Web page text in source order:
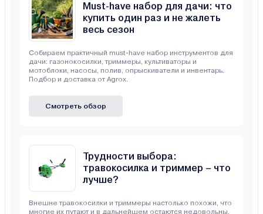
Must-have набор для дачи: что
купить один раз и не жалеть
весь сезон
Собираем практичный must-have набор инструментов для
дачи: газонокосилки, триммеры, культиваторы и
мотоблоки, насосы, полив, опрыскиватели и инвентарь.
Подбор и доставка от Agrox.
Смотреть обзор
Трудности выбора:
травокосилка и триммер – что
лучше?
Внешне травокосилки и триммеры настолько похожи, что
многие их путают и в дальнейшем остаются недовольны,